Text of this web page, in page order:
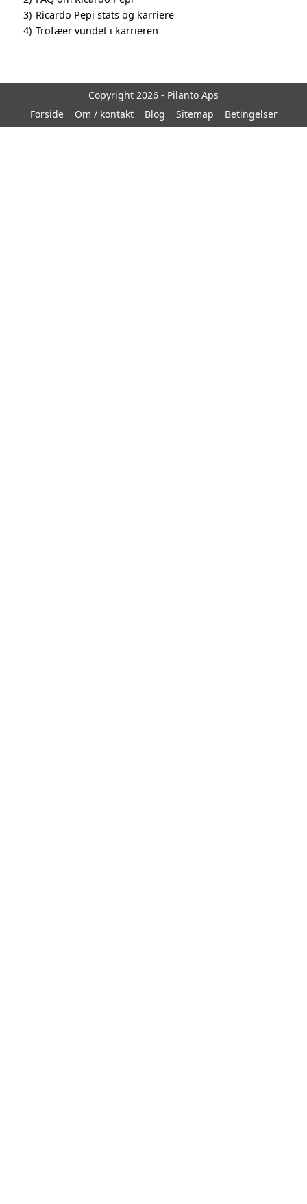
3) Ricardo Pepi stats og karriere
4) Trofæer vundet i karrieren
Copyright 2026 - Pilanto Aps
Forside
Om / kontakt Blog Sitemap Betingelser